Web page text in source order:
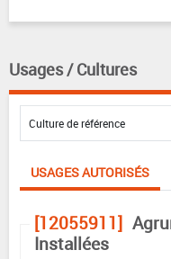
Usages / Cultures
USAGES AUTORISÉS
[12055911]
Installées